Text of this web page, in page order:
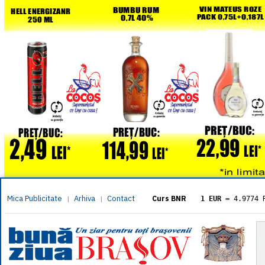
Mica Publicitate | Arhiva | Contact Curs BNR 1 EUR = 4.9774
= 5.8304
1 XAU= 464.4611
1 AED= 1.1933
1 AUD= 2.7957
1 BGN= 2.5449